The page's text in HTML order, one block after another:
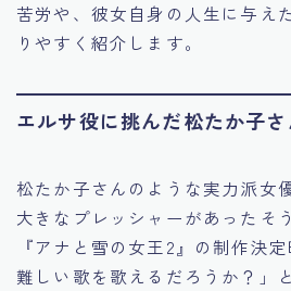
苦労や、彼女自身の人生に与え
りやすく紹介します。
エルサ役に挑んだ松たか子
松たか子さんのような実力派女
大きなプレッシャーがあったそ
『アナと雪の女王2』の制作決
難しい歌を歌えるだろうか？」